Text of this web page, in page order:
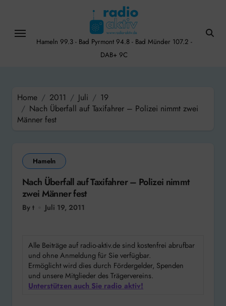
content
Hameln 99.3 - Bad Pyrmont 94.8 - Bad Münder 107.2 -
DAB+ 9C
Home 2011 Juli
19
Nach Überfall auf Taxifahrer – Polizei nimmt zwei
Männer fest
Hameln
Nach Überfall auf Taxifahrer – Polizei nimmt
zwei Männer fest
By t Juli 19, 2011
Alle Beiträge auf radio-aktiv.de sind kostenfrei abrufbar
und ohne Anmeldung für Sie verfügbar.
Ermöglicht wird dies durch Fördergelder, Spenden
und unsere Mitglieder des Trägervereins.
Unterstützen auch Sie radio aktiv!